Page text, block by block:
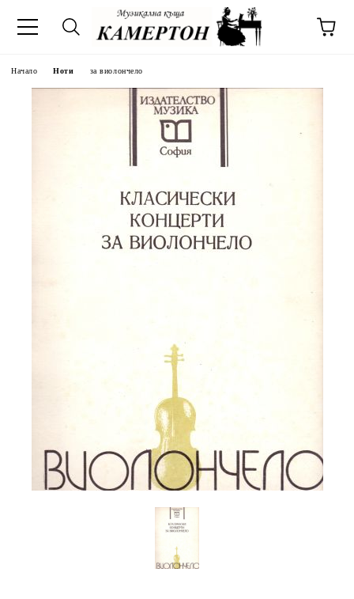
Начало Ноти за виолончело